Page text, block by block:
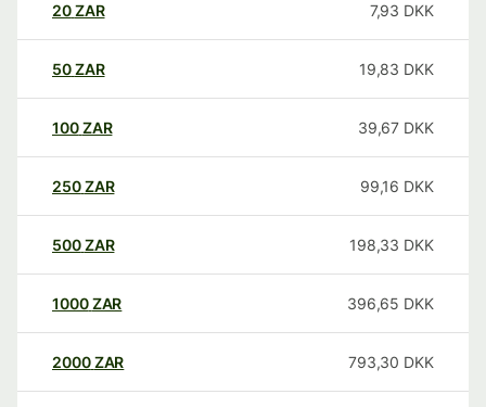
20ZAR 7,93 DKK
50ZAR 19,83 DKK
100ZAR 39,67 DKK
250ZAR 99,16 DKK
500ZAR 198,33 DKK
1000ZAR 396,65 DKK
2000ZAR 793,30 DKK